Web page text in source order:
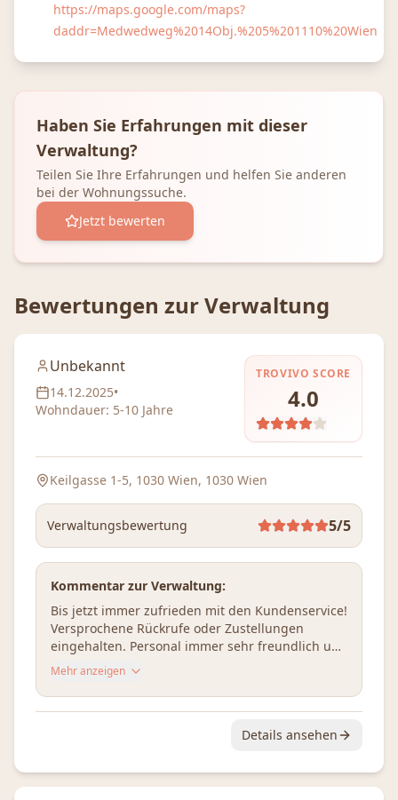
https://maps.google.com/maps?
daddr=Medwedweg%2014Obj.%205%201110%20Wien
Haben Sie Erfahrungen mit dieser
Verwaltung?
Teilen Sie Ihre Erfahrungen und helfen Sie anderen
bei der Wohnungssuche.
Jetzt bewerten
Bewertungen zur Verwaltung
Unbekannt
14.12.2025•
Wohndauer: 5-10 Jahre
TROVIVO SCORE
4.0
Keilgasse 1-5, 1030 Wien, 1030 Wien
Verwaltungsbewertung 5/5
Kommentar zur Verwaltung:
Bis jetzt immer zufrieden mit den Kundenservice!
Versprochene Rückrufe oder Zustellungen
eingehalten. Personal immer sehr freundlich und
kompetent und man fühlt sich nicht als nach
einer Nummer ☺️
Mehr anzeigen
Details ansehen